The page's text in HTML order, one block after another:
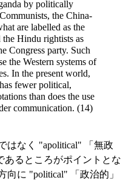
by politically
the China-
are labelled as the
Hindu rightists as
Congress party. Such
the Western systems of
In the present world,
fewer political,
than does the use
communication. (14)
はなく "apolitical" 「無政
あるところがポイントとな
向に "political" 「政治的」